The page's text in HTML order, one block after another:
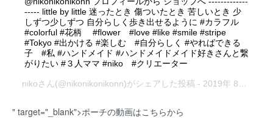
----- little by little 迷ったとき 傷ついたとき 苦しいとき 少
しずつ少しずつ 自分らしく歩き出せるように #カラフル
#colorful #花柄 #flower #love #like #smile #stripe
#Tokyo #出かける #楽しむ #自分らしく #やればできる
子 #私 #ハンドメイド #ハンドメイドメイド好きさんと繋
がりたい #３人ママ #niko #クリエーター
nikoさん(@nikonikonikonn)がシェアした投稿 - 2019年 8月月18日午後6時51分PDT
" target="_blank">ポーチの動画はこちらから